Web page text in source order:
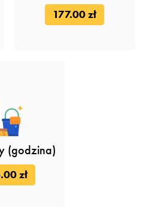
177.00 zł
(godzina)
zł